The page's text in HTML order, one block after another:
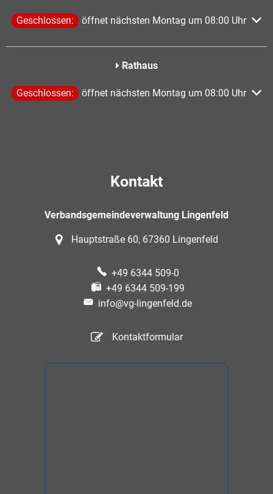
Klicken, um weitere Öffnungs- oder Schließzeiten
Geschlossen: öffnet nächsten Montag um 08:00 Uhr
Rathaus
Klicken, um weitere Öffnungs- oder Schließzeiten
Geschlossen: öffnet nächsten Montag um 08:00 Uhr
Kontakt
Verbandsgemeindeverwaltung Lingenfeld
Hauptstraße 60, 67360 Lingenfeld
+49 6344 509-0
+49 6344 509-199
info@vg-lingenfeld.de
Kontaktformular